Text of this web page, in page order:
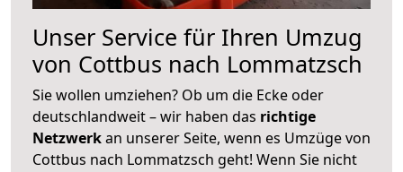
Unser Service für Ihren Umzug
von Cottbus nach Lommatzsch
Sie wollen umziehen? Ob um die Ecke oder
deutschlandweit – wir haben das richtige
Netzwerkan unserer Seite, wenn es Umzüge von
Cottbus nach Lommatzsch geht! Wenn Sie nicht